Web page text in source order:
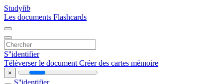
Studylib
Les documents Flashcards
S''identifier
Téléverser le document Créer des cartes mémoire
×
S''identifier